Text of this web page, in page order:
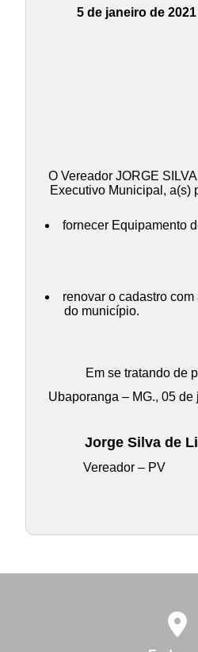
5 de janeiro de 2021
O Vereador JORGE
Executivo Municipal, a(s)
fornecer Equipamento
renovar o cadastro
do município.
Em se tratando de
Ubaporanga – MG., 05 de
Jorge Silva de
Vereador – PV